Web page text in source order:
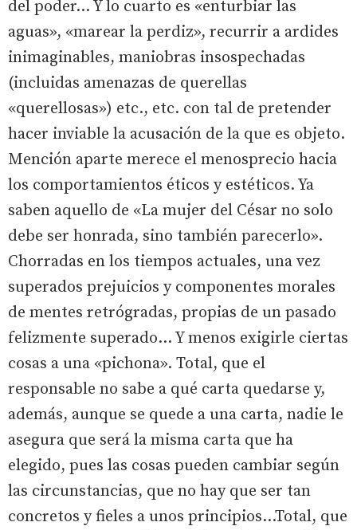
del poder… Y lo cuarto es «enturbiar las
aguas», «marear la perdiz», recurrir a ardides
inimaginables, maniobras insospechadas
(incluidas amenazas de querellas
«querellosas») etc., etc. con tal de pretender
hacer inviable la acusación de la que es objeto.
Mención aparte merece el menosprecio hacia
los comportamientos éticos y estéticos. Ya
saben aquello de «La mujer del César no solo
debe ser honrada, sino también parecerlo».
Chorradas en los tiempos actuales, una vez
superados prejuicios y componentes morales
de mentes retrógradas, propias de un pasado
felizmente superado… Y menos exigirle ciertas
cosas a una «pichona». Total, que el
responsable no sabe a qué carta quedarse y,
además, aunque se quede a una carta, nadie le
asegura que será la misma carta que ha
elegido, pues las cosas pueden cambiar según
las circunstancias, que no hay que ser tan
concretos y fieles a unos principios…Total, que